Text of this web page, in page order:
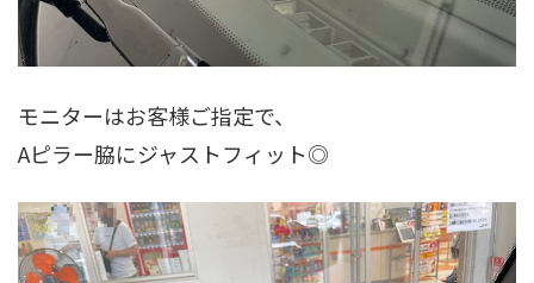
モニターはお客様ご指定で、
Aピラー脇にジャストフィット◎